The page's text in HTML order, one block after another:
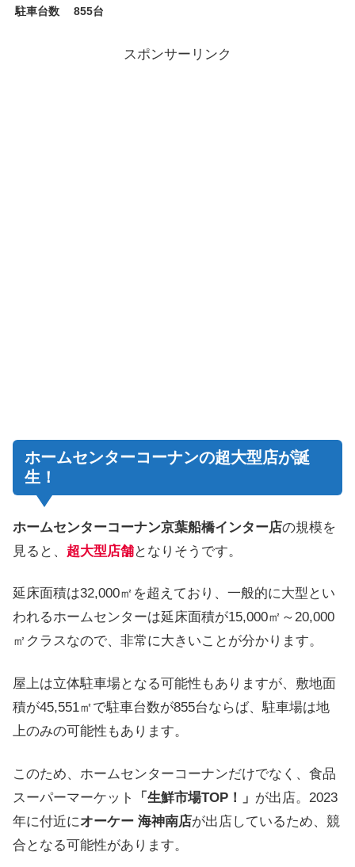
駐車台数
855台
スポンサーリンク
ホームセンターコーナンの超大型店が誕
生！
ホームセンターコーナン京葉船橋インター店の規模を
見ると、 超大型店舗となりそうです。
延床面積は32,000㎡を超えており、一般的に大型とい
われるホームセンターは延床面積が15,000㎡～20,000
㎡クラスなので、非常に大きいことが分かります。
屋上は立体駐車場となる可能性もありますが、敷地面
積が45,551㎡で駐車台数が855台ならば、駐車場は地
上のみの可能性もあります。
このため、ホームセンターコーナンだけでなく、食品
スーパーマーケット
「生鮮市場TOP！」 が出店。2023
年に付近にオーケー 海神南店が出店しているため、競
合となる可能性があります。